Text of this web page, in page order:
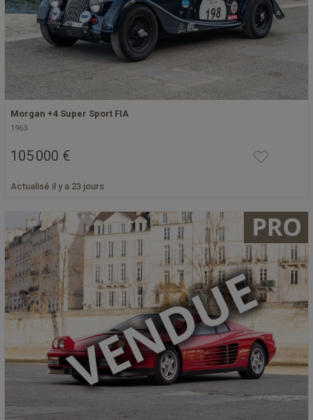
Morgan +4 Super Sport FIA
1963
105 000 €
Actualisé il y a 23 jours